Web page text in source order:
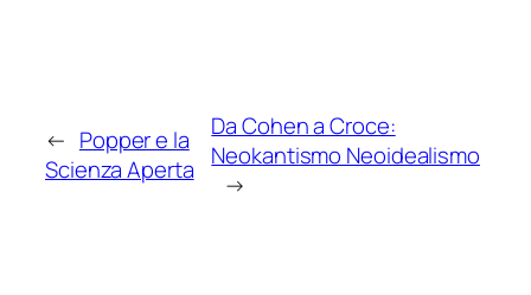
← Popper e la
Scienza Aperta
Da Cohen a Croce:
Neokantismo Neoidealismo
→